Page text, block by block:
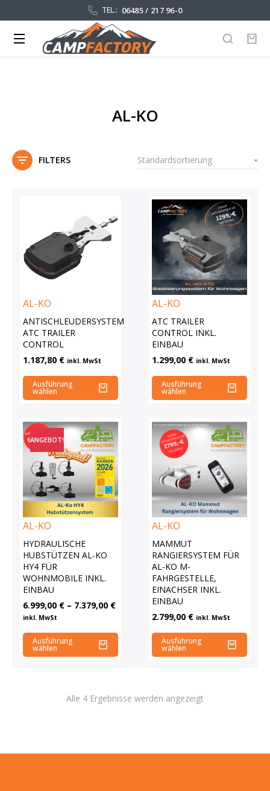
TEL.: 06485 / 217 96-0
AL-KO
FILTERS
AL-KO
ANTISCHLEUDERSYSTEM
ATC TRAILER
CONTROL
1.187,80 € inkl. MwSt
Ausführung
wählen
AL-KO
ATC TRAILER
CONTROL INKL.
EINBAU
1.299,00 € inkl. MwSt
Ausführung
wählen
ANGEBOT!
AL-KO
HYDRAULISCHE
HUBSTÜTZEN AL-KO
HY4 FÜR
WOHNMOBILE INKL.
EINBAU
6.999,00 € – 7.379,00 €
inkl. MwSt
Ausführung
wählen
AL-KO
MAMMUT
RANGIERSYSTEM FÜR
AL-KO M-
FAHRGESTELLE,
EINACHSER INKL.
EINBAU
2.799,00 € inkl. MwSt
Ausführung
wählen
Alle 4 Ergebnisse werden angezeigt